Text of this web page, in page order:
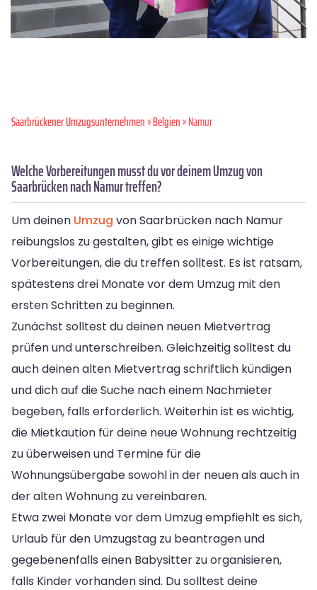
Saarbrückener Umzugsunternehmen»Belgien» Namur
Welche Vorbereitungen musst du vor deinem Umzug von
Saarbrücken nach Namur treffen?
Um deinen Umzug von Saarbrücken nach Namur
reibungslos zu gestalten, gibt es einige wichtige
Vorbereitungen, die du treffen solltest. Es ist ratsam,
spätestens drei Monate vor dem Umzug mit den
ersten Schritten zu beginnen.
Zunächst solltest du deinen neuen Mietvertrag
prüfen und unterschreiben. Gleichzeitig solltest du
auch deinen alten Mietvertrag schriftlich kündigen
und dich auf die Suche nach einem Nachmieter
begeben, falls erforderlich. Weiterhin ist es wichtig,
die Mietkaution für deine neue Wohnung rechtzeitig
zu überweisen und Termine für die
Wohnungsübergabe sowohl in der neuen als auch in
der alten Wohnung zu vereinbaren.
Etwa zwei Monate vor dem Umzug empfiehlt es sich,
Urlaub für den Umzugstag zu beantragen und
gegebenenfalls einen Babysitter zu organisieren,
falls Kinder vorhanden sind. Du solltest deine